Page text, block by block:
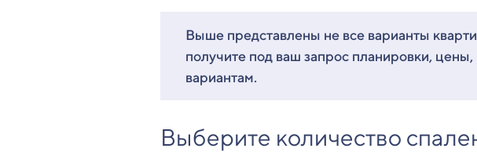
Выше представлены не все варианты
получите под ваш запрос планировки,
вариантам.
Выберите количество